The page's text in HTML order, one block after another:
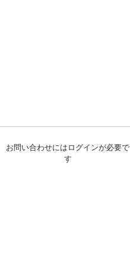
お問い合わせにはログインが必要で
す